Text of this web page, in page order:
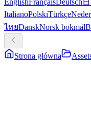
EnglishFrançaisDeutsch
ItalianoPolskiTürkçe
ไทยDanskNorsk bokmål
Strona główna